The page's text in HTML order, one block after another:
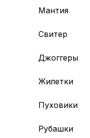
Мантия
Свитер
Джоггеры
Жилетки
Пуховики
Рубашки